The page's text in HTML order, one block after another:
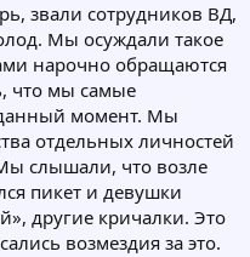
звали сотрудников ВД,
Мы осуждали такое
нарочно обращаются
что мы самые
момент. Мы
отдельных личностей
слышали, что возле
пикет и девушки
другие кричалки. Это
возмездия за это.